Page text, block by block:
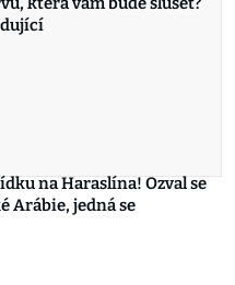
na Haraslína! Ozval se
Arábie, jedná se